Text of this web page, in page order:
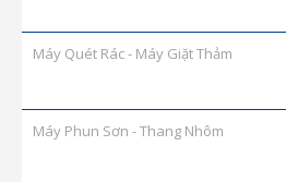
Máy Quét Rác - Máy Giặt Thảm
Máy Phun Sơn - Thang Nhôm